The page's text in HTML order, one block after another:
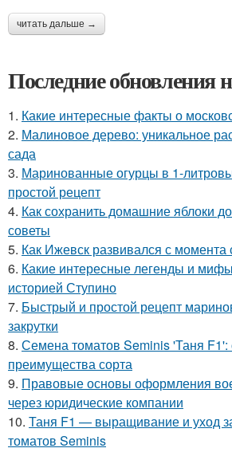
читать дальше →
Последние обновления
1. Какие интересные факты о
2. Малиновое дерево: уникальное
сада
3. Маринованные огурцы в 1-
простой рецепт
4. Как сохранить домашние яблоки
советы
5. Как Ижевск развивался с момента
6. Какие интересные легенды и
историей Ступино
7. Быстрый и простой рецепт
закрутки
8. Семена томатов Seminis 'Таня F1':
преимущества сорта
9. Правовые основы оформления
через юридические компании
10. Таня F1 — выращивание и уход
томатов Seminis